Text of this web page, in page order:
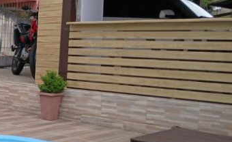
Cobertura (4)
Flat (5)
Loft (1)
Pousada (1)
Sala Comercial (4)